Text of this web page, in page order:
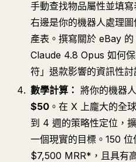
手動查找物品屬性並填寫
右邊是你的機器人處理
產表。撰寫關於 eBay
Claude 4.8 Opus 如何
符」退款影響的資訊性討
數學計算： 將你的機器
$50 。在 X 上龐大的全
到 4 週的策略性定位，
一個現實的目標。150
$7,500 MRR*，且具有